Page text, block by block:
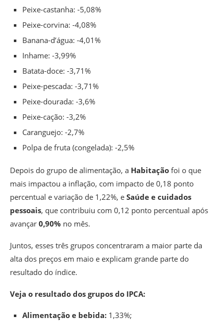
Peixe-castanha: -5,08%
Peixe-corvina: -4,08%
Banana-d’água: -4,01%
Inhame: -3,99%
Batata-doce: -3,71%
Peixe-pescada: -3,71%
Peixe-dourada: -3,6%
Peixe-cação: -3,2%
Caranguejo: -2,7%
Polpa de fruta (congelada): -2,5%
Depois do grupo de alimentação, a Habitação foi o que
mais impactou a inflação, com impacto de 0,18 ponto
percentual e variação de 1,22%, e Saúde e cuidados
pessoais, que contribuiu com 0,12 ponto percentual após
avançar 0,90% no mês.
Juntos, esses três grupos concentraram a maior parte da
alta dos preços em maio e explicam grande parte do
resultado do índice.
Veja o resultado dos grupos do IPCA:
Alimentação e bebida: 1,33%;